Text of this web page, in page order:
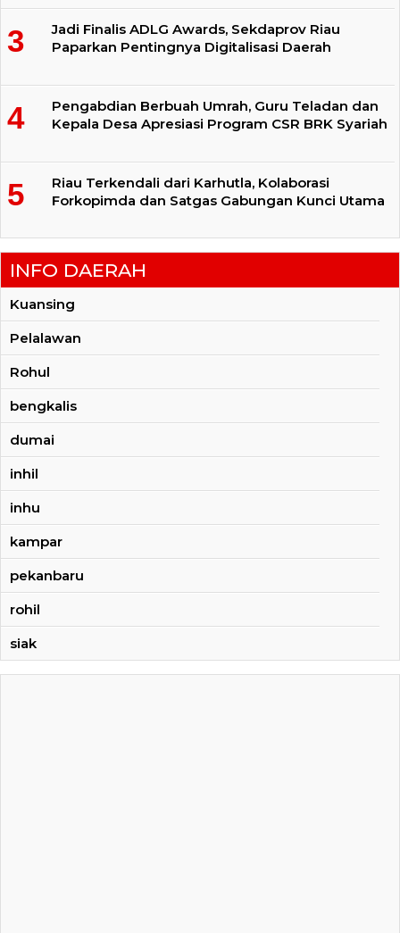
Jadi Finalis ADLG Awards, Sekdaprov Riau
Paparkan Pentingnya Digitalisasi Daerah
Pengabdian Berbuah Umrah, Guru Teladan dan
Kepala Desa Apresiasi Program CSR BRK Syariah
Riau Terkendali dari Karhutla, Kolaborasi
Forkopimda dan Satgas Gabungan Kunci Utama
INFO DAERAH
Kuansing
Pelalawan
Rohul
bengkalis
dumai
inhil
inhu
kampar
pekanbaru
rohil
siak